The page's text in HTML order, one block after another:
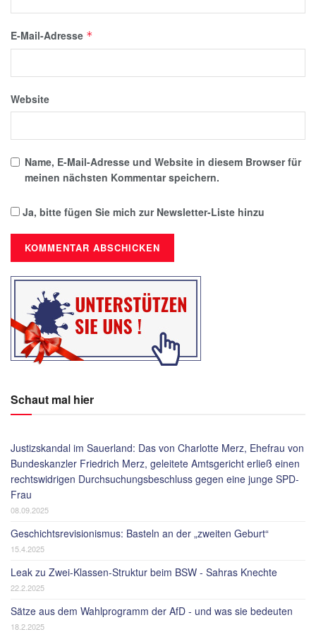
E-Mail-Adresse *
Website
Name, E-Mail-Adresse und Website in diesem Browser für
meinen nächsten Kommentar speichern.
Ja, bitte fügen Sie mich zur Newsletter-Liste hinzu
Schaut mal hier
Justizskandal im Sauerland: Das von Charlotte Merz, Ehefrau von
Bundeskanzler Friedrich Merz, geleitete Amtsgericht erließ einen
rechtswidrigen Durchsuchungsbeschluss gegen eine junge SPD-
Frau
08.09.2025
Geschichtsrevisionismus: Basteln an der „zweiten Geburt“
15.4.2025
Leak zu Zwei-Klassen-Struktur beim BSW - Sahras Knechte
22.2.2025
Sätze aus dem Wahlprogramm der AfD - und was sie bedeuten
18.2.2025